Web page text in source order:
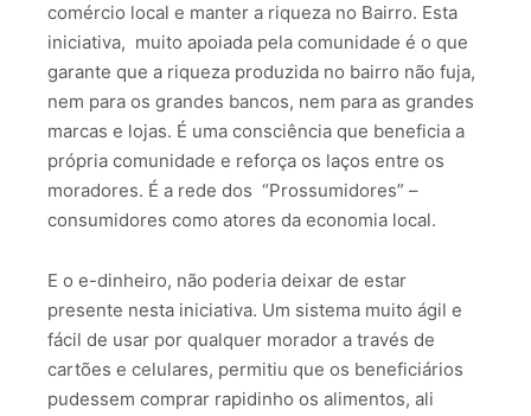
comércio local e manter a riqueza no Bairro. Esta
iniciativa, muito apoiada pela comunidade é o que
garante que a riqueza produzida no bairro não fuja,
nem para os grandes bancos, nem para as grandes
marcas e lojas. É uma consciência que beneficia a
própria comunidade e reforça os laços entre os
moradores. É a rede dos “Prossumidores” –
consumidores como atores da economia local.
E o e-dinheiro, não poderia deixar de estar
presente nesta iniciativa. Um sistema muito ágil e
fácil de usar por qualquer morador a través de
cartões e celulares, permitiu que os beneficiários
pudessem comprar rapidinho os alimentos, ali